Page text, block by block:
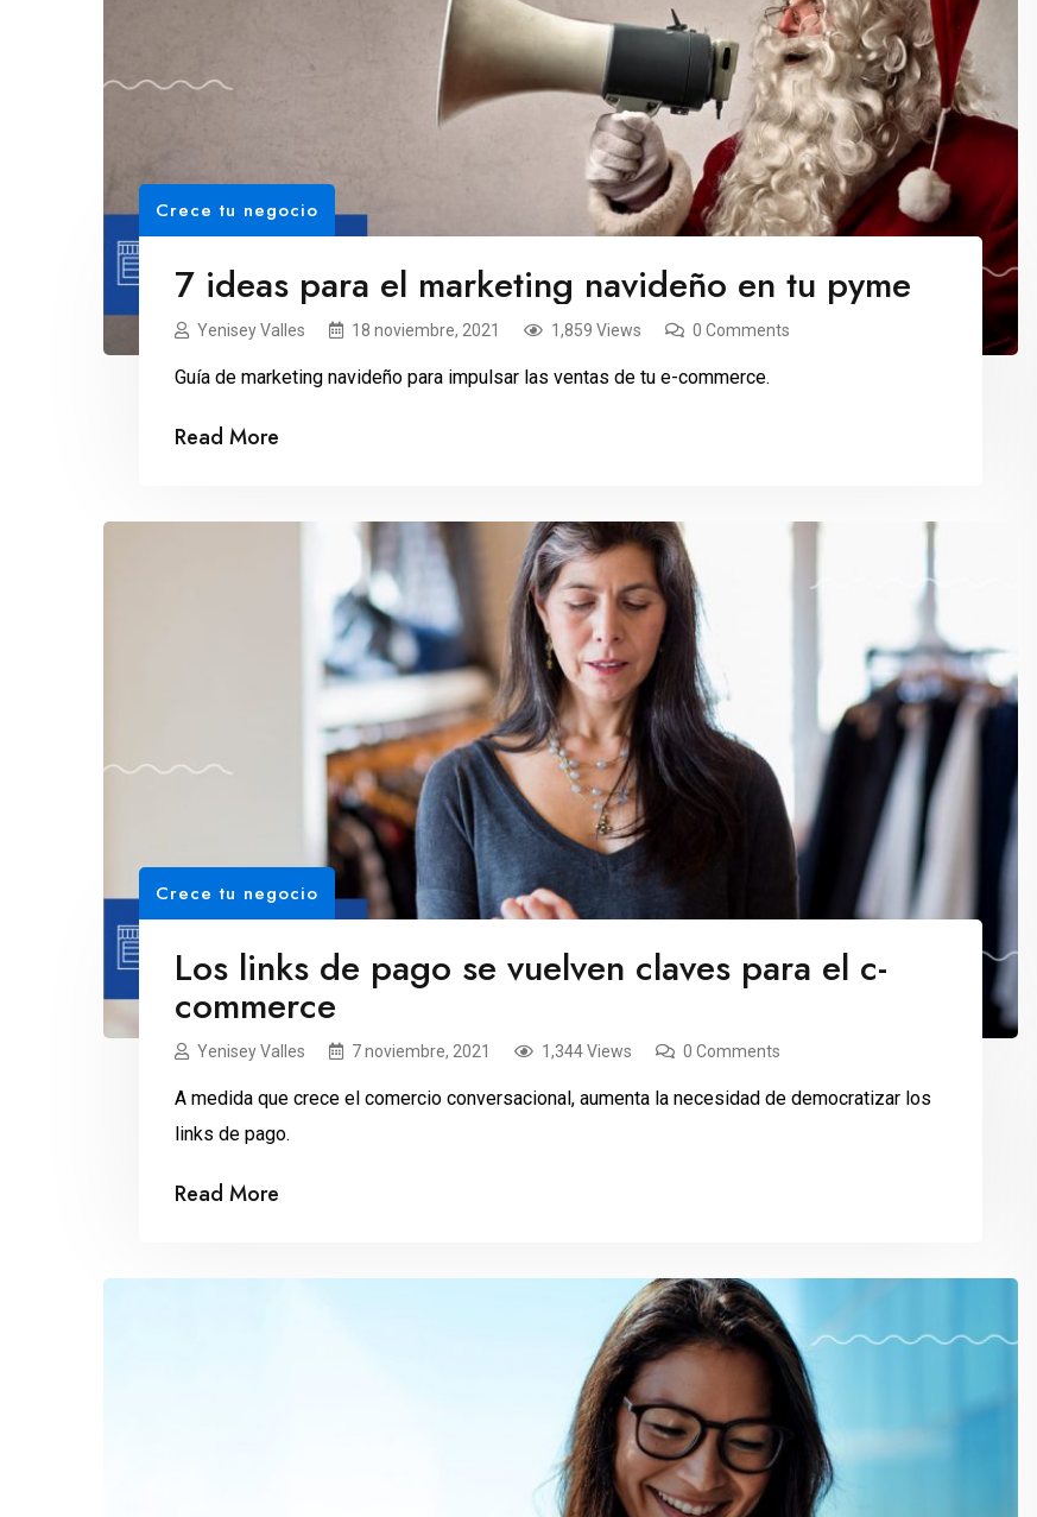
Crece tu negocio
7 ideas para el marketing navideño en tu pyme
Yenisey Valles 18 noviembre, 2021 1,859 Views 0 Comments
Guía de marketing navideño para impulsar las ventas de tu e-commerce.
Read More
Crece tu negocio
Los links de pago se vuelven claves para el c-
commerce
Yenisey Valles 7 noviembre, 2021 1,344 Views 0 Comments
A medida que crece el comercio conversacional, aumenta la necesidad de democratizar los
links de pago.
Read More